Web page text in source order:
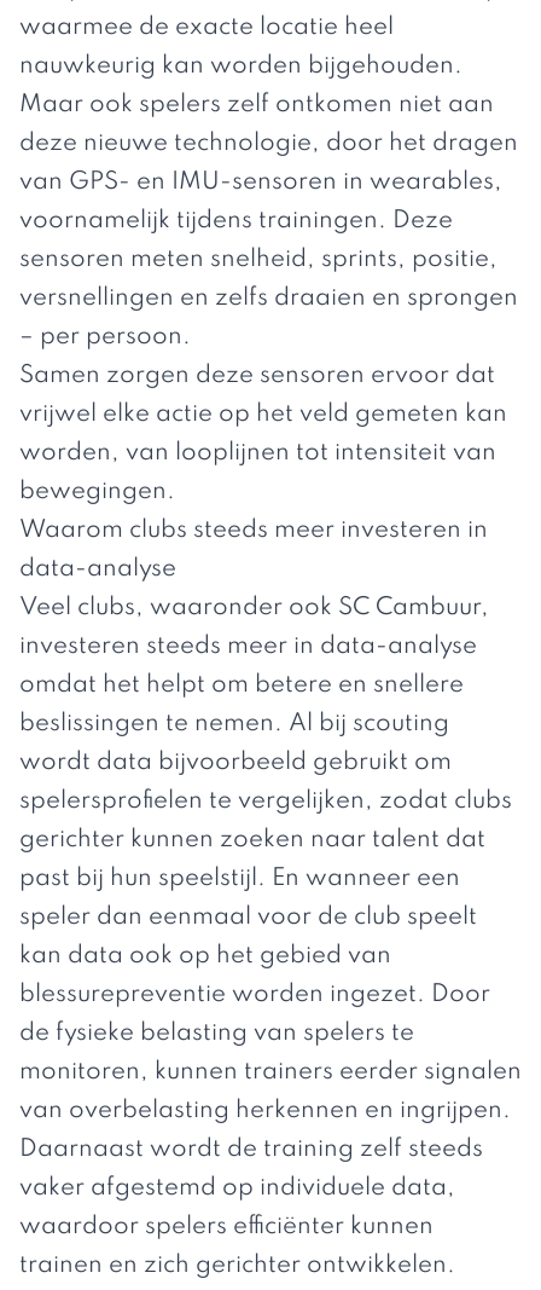
waarmee de exacte locatie heel
nauwkeurig kan worden bijgehouden.
Maar ook spelers zelf ontkomen niet aan
deze nieuwe technologie, door het dragen
van GPS- en IMU-sensoren in wearables,
voornamelijk tijdens trainingen. Deze
sensoren meten snelheid, sprints, positie,
versnellingen en zelfs draaien en sprongen
– per persoon.
Samen zorgen deze sensoren ervoor dat
vrijwel elke actie op het veld gemeten kan
worden, van looplijnen tot intensiteit van
bewegingen.
Waarom clubs steeds meer investeren in
data-analyse
Veel clubs, waaronder ook SC Cambuur,
investeren steeds meer in data-analyse
omdat het helpt om betere en snellere
beslissingen te nemen. Al bij scouting
wordt data bijvoorbeeld gebruikt om
spelersprofielen te vergelijken, zodat clubs
gerichter kunnen zoeken naar talent dat
past bij hun speelstijl. En wanneer een
speler dan eenmaal voor de club speelt
kan data ook op het gebied van
blessurepreventie worden ingezet. Door
de fysieke belasting van spelers te
monitoren, kunnen trainers eerder signalen
van overbelasting herkennen en ingrijpen.
Daarnaast wordt de training zelf steeds
vaker afgestemd op individuele data,
waardoor spelers efficiënter kunnen
trainen en zich gerichter ontwikkelen.